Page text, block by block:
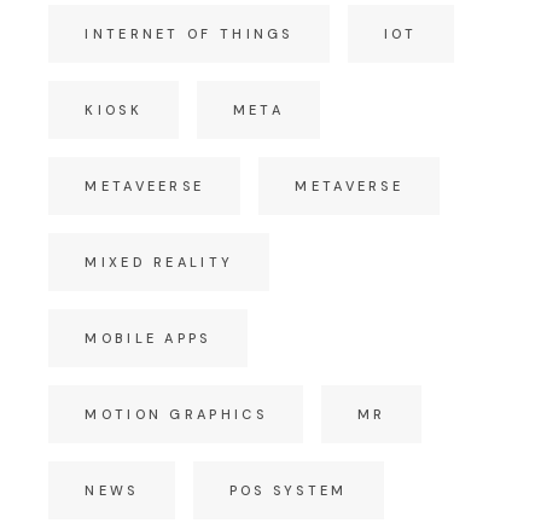
INTERNET OF THINGS IOT
KIOSK META
METAVEERSE METAVERSE
MIXED REALITY
MOBILE APPS
MOTION GRAPHICS MR
NEWS POS SYSTEM